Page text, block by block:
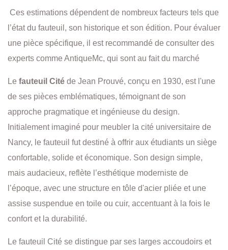
Ces estimations dépendent de nombreux facteurs tels que
l’état du fauteuil, son historique et son édition. Pour évaluer
une pièce spécifique, il est recommandé de consulter des
experts comme AntiqueMc, qui sont au fait du marché
Le fauteuil Cité de Jean Prouvé, conçu en 1930, est l'une
de ses pièces emblématiques, témoignant de son
approche pragmatique et ingénieuse du design.
Initialement imaginé pour meubler la cité universitaire de
Nancy, le fauteuil fut destiné à offrir aux étudiants un siège
confortable, solide et économique. Son design simple,
mais audacieux, reflète l’esthétique moderniste de
l’époque, avec une structure en tôle d'acier pliée et une
assise suspendue en toile ou cuir, accentuant à la fois le
confort et la durabilité.
Le fauteuil Cité se distingue par ses larges accoudoirs et